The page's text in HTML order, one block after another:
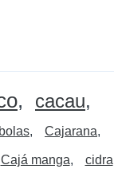
cacau
Cajarana
Cajá manga cidra